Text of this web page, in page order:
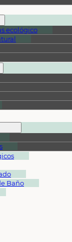
ecológico
Baño